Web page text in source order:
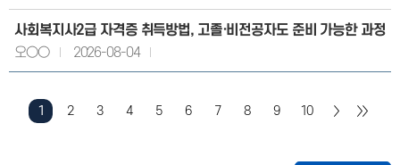
사회복지사2급 자격증 취득방법, 고졸·비전공자도 준비 가능한 과정
오○○
2026-08-04
1 2 3 4 5 6 7 8 9 10